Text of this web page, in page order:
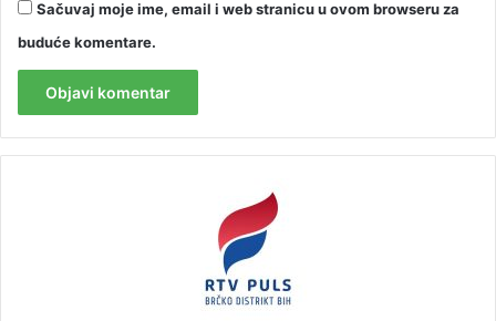
Sačuvaj moje ime, email i web stranicu u ovom browseru za
buduće komentare.